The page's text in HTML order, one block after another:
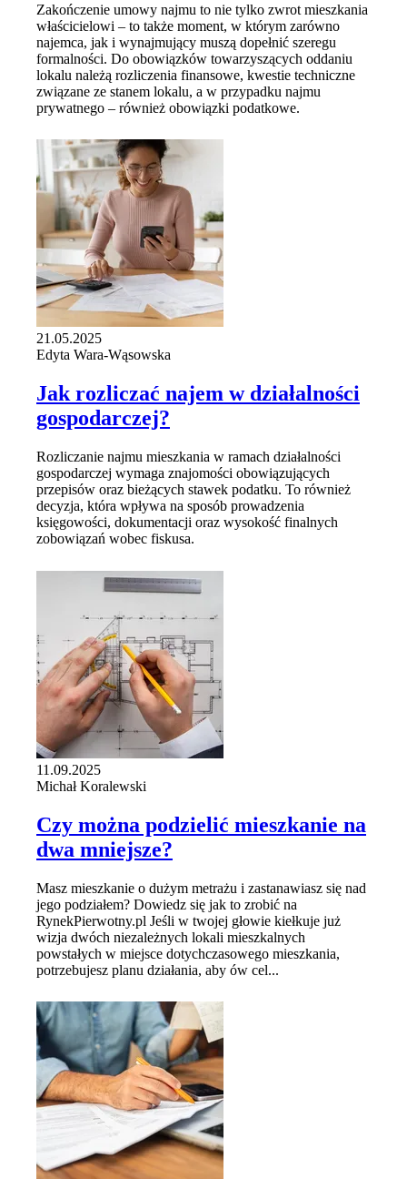
Zakończenie umowy najmu to nie tylko zwrot mieszkania
właścicielowi – to także moment, w którym zarówno
najemca, jak i wynajmujący muszą dopełnić szeregu
formalności. Do obowiązków towarzyszących oddaniu
lokalu należą rozliczenia finansowe, kwestie techniczne
związane ze stanem lokalu, a w przypadku najmu
prywatnego – również obowiązki podatkowe.
21.05.2025
Edyta Wara-Wąsowska
Jak rozliczać najem w działalności
gospodarczej?
Rozliczanie najmu mieszkania w ramach działalności
gospodarczej wymaga znajomości obowiązujących
przepisów oraz bieżących stawek podatku. To również
decyzja, która wpływa na sposób prowadzenia
księgowości, dokumentacji oraz wysokość finalnych
zobowiązań wobec fiskusa.
11.09.2025
Michał Koralewski
Czy można podzielić mieszkanie na
dwa mniejsze?
Masz mieszkanie o dużym metrażu i zastanawiasz się nad
jego podziałem? Dowiedz się jak to zrobić na
RynekPierwotny.pl Jeśli w twojej głowie kiełkuje już
wizja dwóch niezależnych lokali mieszkalnych
powstałych w miejsce dotychczasowego mieszkania,
potrzebujesz planu działania, aby ów cel...